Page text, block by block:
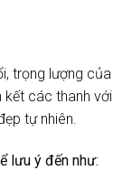
trọng lượng của
kết các thanh với
tự nhiên.
lưu ý đến như: